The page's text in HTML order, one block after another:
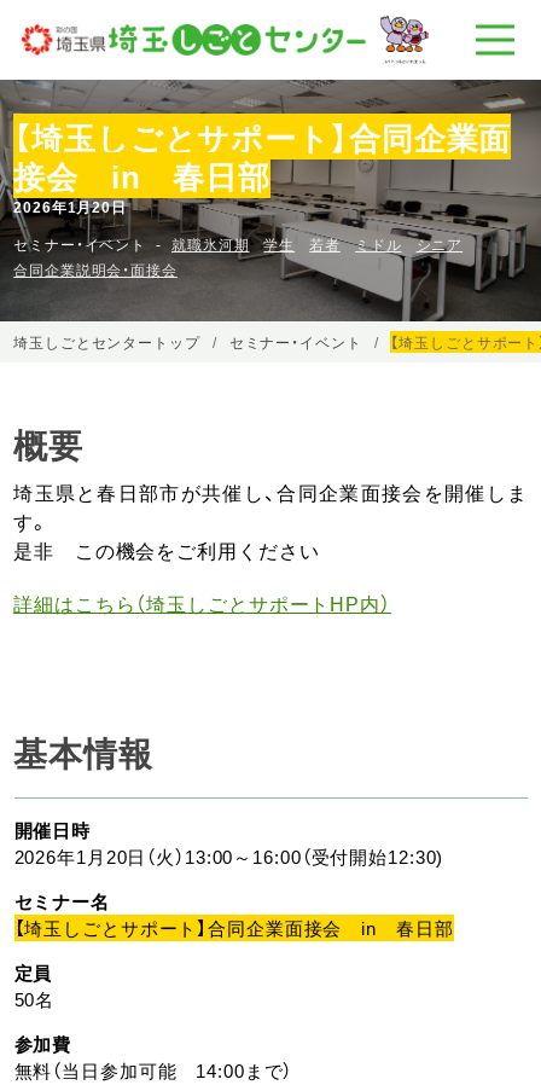
【埼玉しごとサポート】合同企業面
接会 in 春日部
2026年1月20日
セミナー・イベント
就職氷河期 学生 若者 ミドル
シニア
合同企業説明会・面接会
埼玉しごとセンタートップ セミナー・イベント 【埼玉しごとサポ
概要
埼玉県と春日部市が共催し、合同企業面接会を開催しま
す。
是非 この機会をご利用ください
詳細はこちら（埼玉しごとサポートHP内）
基本情報
開催日時
2026年1月20日（火）13:00～16:00（受付開始12:30)
セミナー名
【埼玉しごとサポート】合同企業面接会 in 春日部
定員
50名
参加費
無料（当日参加可能 14:00まで）